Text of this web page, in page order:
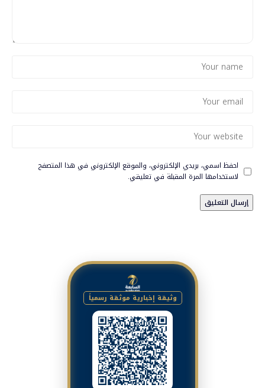
احفظ اسمي، بريدي الإلكتروني، والموقع الإلكتروني في هذا المتصفح
لاستخدامها المرة المقبلة في تعليقي.
وثيقة إخبارية موثقة رسمياً